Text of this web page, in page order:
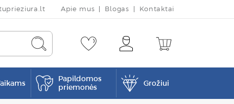
Apie mus Blogas Kontaktai
Papildomos
priemonės
Grožiui